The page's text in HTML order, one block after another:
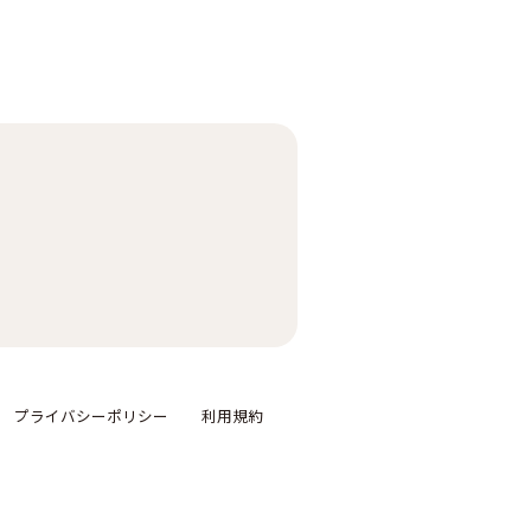
プライバシーポリシー
利用規約